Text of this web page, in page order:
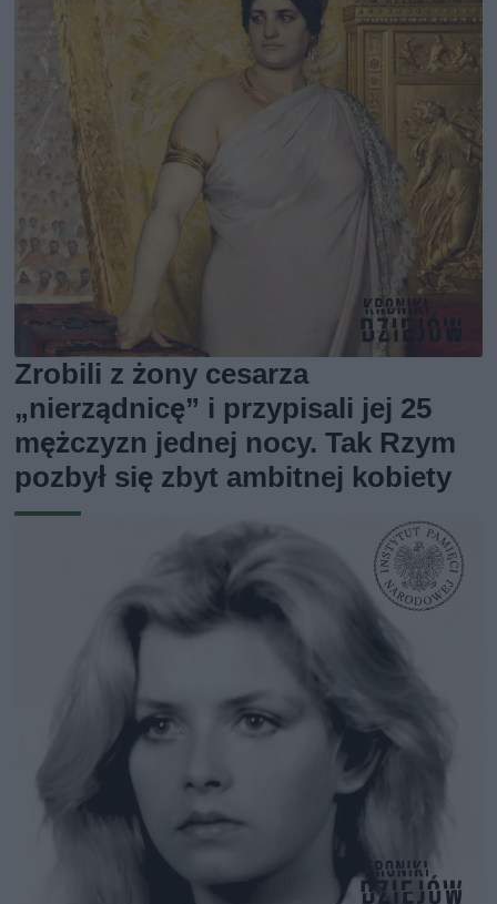
Zrobili z żony cesarza
„nierządnicę” i przypisali jej 25
mężczyzn jednej nocy. Tak Rzym
pozbył się zbyt ambitnej kobiety